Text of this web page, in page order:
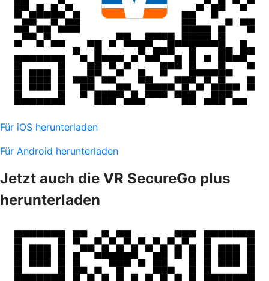
Für iOS herunterladen
Für Android herunterladen
Jetzt auch die VR SecureGo plus
herunterladen